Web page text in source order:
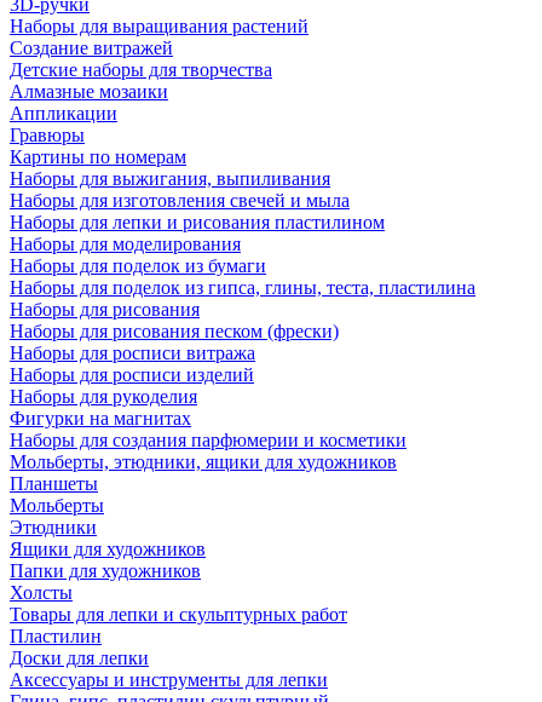
3D-ручки
Наборы для выращивания растений
Создание витражей
Детские наборы для творчества
Алмазные мозаики
Аппликации
Гравюры
Картины по номерам
Наборы для выжигания, выпиливания
Наборы для изготовления свечей и мыла
Наборы для лепки и рисования пластилином
Наборы для моделирования
Наборы для поделок из бумаги
Наборы для поделок из гипса, глины, теста, пластилина
Наборы для рисования
Наборы для рисования песком (фрески)
Наборы для росписи витража
Наборы для росписи изделий
Наборы для рукоделия
Фигурки на магнитах
Наборы для создания парфюмерии и косметики
Мольберты, этюдники, ящики для художников
Планшеты
Мольберты
Этюдники
Ящики для художников
Папки для художников
Холсты
Товары для лепки и скульптурных работ
Пластилин
Доски для лепки
Аксессуары и инструменты для лепки